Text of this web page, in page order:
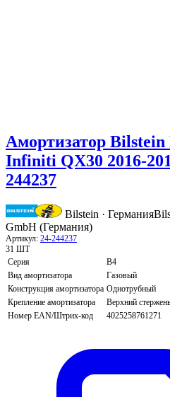
Амортизатор Bilstein
Infiniti QX30 2016-
244237
Bilstein · Германия
GmbH (Германия)
Артикул: 24-244237
31 ШТ
Серия
B4
Вид амортизатора
Газовый
Конструкция амортизатора Однотрубный
Крепление амортизатора
Верхний
Номер EAN/Штрих-код
4025258761271